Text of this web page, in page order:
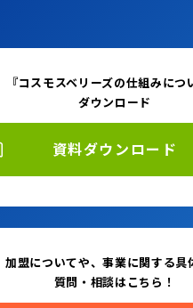
『コスモスベリーズの仕組みにつ
ダウンロード
資料ダウンロード
加盟についてや、事業に関する具
質問・相談はこちら！